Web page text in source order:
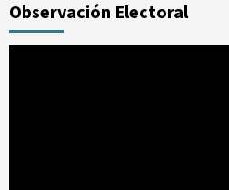
Observación Electoral